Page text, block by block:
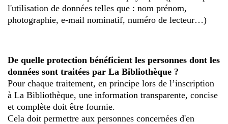
l'utilisation de données telles que : nom prénom,
photographie, e-mail nominatif, numéro de lecteur…)
De quelle protection bénéficient les personnes dont les
données sont traitées par La Bibliothèque ?
Pour chaque traitement, en principe lors de l’inscription
à La Bibliothèque, une information transparente, concise
et complète doit être fournie.
Cela doit permettre aux personnes concernées d'en